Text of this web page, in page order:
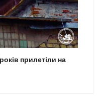
прилетіли на